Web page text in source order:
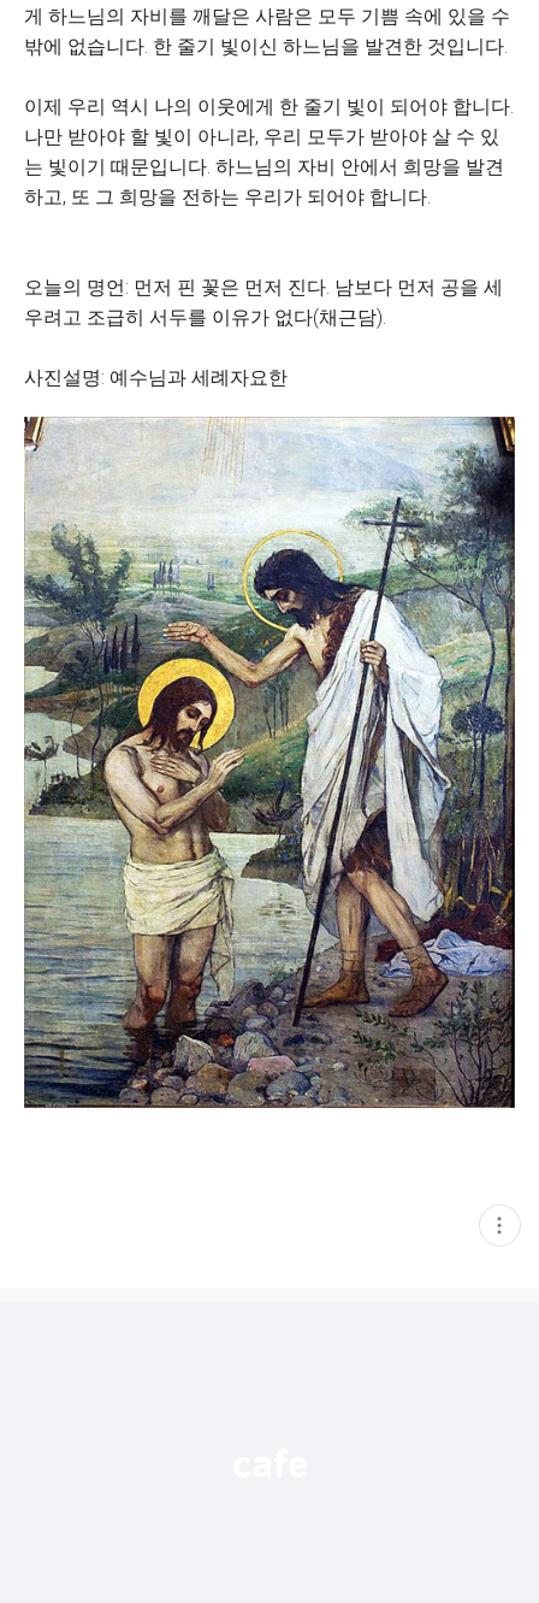
게 하느님의 자비를 깨달은 사람은 모두 기쁨 속에 있을 수
밖에 없습니다. 한 줄기 빛이신 하느님을 발견한 것입니다.
이제 우리 역시 나의 이웃에게 한 줄기 빛이 되어야 합니다.
나만 받아야 할 빛이 아니라, 우리 모두가 받아야 살 수 있
는 빛이기 때문입니다. 하느님의 자비 안에서 희망을 발견
하고, 또 그 희망을 전하는 우리가 되어야 합니다.
오늘의 명언: 먼저 핀 꽃은 먼저 진다. 남보다 먼저 공을 세
우려고 조급히 서두를 이유가 없다(채근담).
사진설명: 예수님과 세례자요한
현
재